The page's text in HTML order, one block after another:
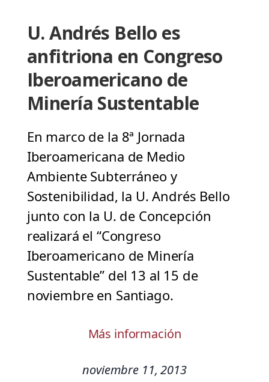
U. Andrés Bello es
anfitriona en Congreso
Iberoamericano de
Minería Sustentable
En marco de la 8ª Jornada
Iberoamericana de Medio
Ambiente Subterráneo y
Sostenibilidad, la U. Andrés Bello
junto con la U. de Concepción
realizará el “Congreso
Iberoamericano de Minería
Sustentable” del 13 al 15 de
noviembre en Santiago.
Más información
noviembre 11, 2013